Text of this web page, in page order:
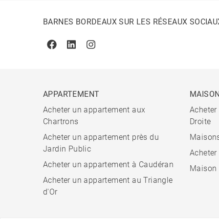
BARNES BORDEAUX SUR LES RÉSEAUX
FacebookLinkedinInstagram
APPARTEMENT
Acheter un appartement aux
Chartrons
Acheter un appartement près du
Jardin Public
Acheter un appartement à Caudéran
Acheter un appartement au Triangle
d'Or
Droite
Maison